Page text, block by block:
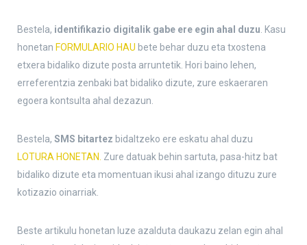
Bestela, identifikazio digitalik gabe ere egin ahal duzu . Kasu
honetan FORMULARIO HAU bete behar duzu eta txostena
etxera bidaliko dizute posta arruntetik. Hori baino lehen,
erreferentzia zenbaki bat bidaliko dizute, zure eskaeraren
egoera kontsulta ahal dezazun.
Bestela, SMS bitartez bidaltzeko ere eskatu ahal duzu
LOTURA HONETAN. Zure datuak behin sartuta, pasa-hitz bat
bidaliko dizute eta momentuan ikusi ahal izango dituzu zure
kotizazio oinarriak.
Beste artikulu honetan luze azalduta daukazu zelan egin ahal